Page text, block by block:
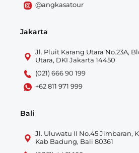
@angkasatour
Jakarta
Jl. Pluit Karang Utara No.23A,
Utara, DKI Jakarta 14450
(021) 666 90 199
+62 811 971 999
Bali
Jl. Uluwatu II No.45 Jimbaran,
Kab Badung, Bali 80361